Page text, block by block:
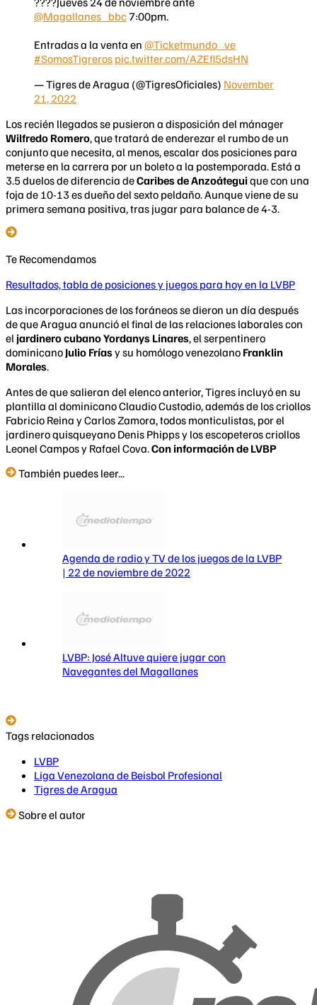
@Magallanes_bbc 7:00pm.
Entradas a la venta en @Ticketmundo_ve
#SomosTigreros pic.twitter.com/AZEfl5dsHN
— Tigres de Aragua (@TigresOficiales) November
21, 2022
Los recién llegados se pusieron a disposición del mánager
Wilfredo Romero, que tratará de enderezar el rumbo de un
conjunto que necesita, al menos, escalar dos posiciones para
meterse en la carrera por un boleto a la postemporada. Está a
3.5 duelos de diferencia deCaribes de Anzoáteguique con una
foja de 10-13 es dueño del sexto peldaño. Aunque viene de su
primera semana positiva, tras jugar para balance de 4-3.
Te Recomendamos
Resultados, tabla de posiciones y juegos para hoy en la LVBP
Las incorporaciones de los foráneos se dieron un día después
de que Aragua anunció el final de las relaciones laborales con
el jardinero cubano Yordanys Linares, el serpentinero
dominicano Julio Fríasy su homólogo venezolano Franklin
Morales.
Antes de que salieran del elenco anterior, Tigres incluyó en su
plantilla al dominicano Claudio Custodio, además de los criollos
Fabricio Reina y Carlos Zamora, todos monticulistas, por el
jardinero quisqueyano Denis Phipps y los escopeteros criollos
Leonel Campos y Rafael Cova.Con información de LVBP
También puedes leer...
Agenda de radio y TV de los juegos de la LVBP
| 22 de noviembre de 2022
LVBP: José Altuve quiere jugar con
Navegantes del Magallanes
Tags relacionados
LVBP
Liga Venezolana de Beisbol Profesional
Tigres de Aragua
Sobre el autor